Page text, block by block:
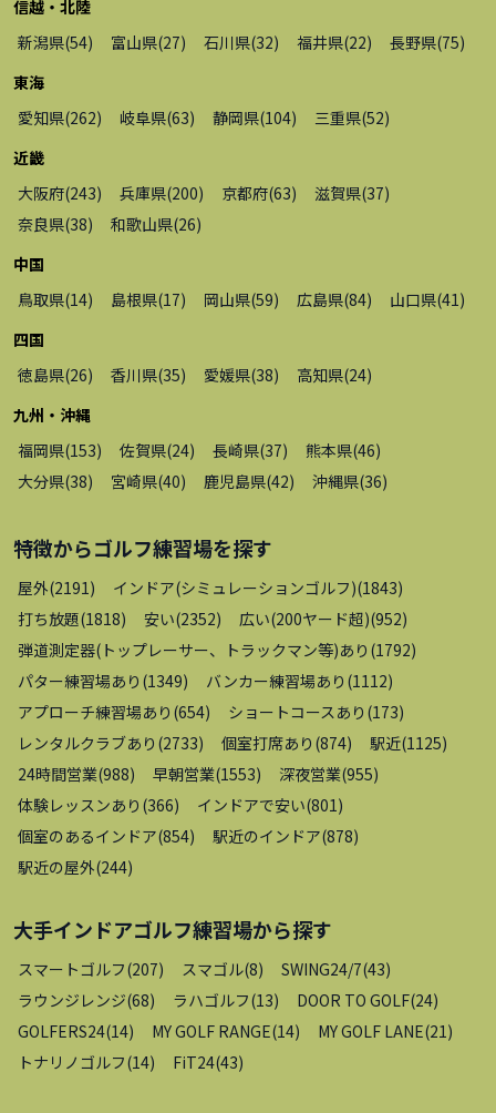
信越・北陸
新潟県(54) 富山県(27) 石川県(32) 福井県(22) 長野県(75)
東海
愛知県(262) 岐阜県(63) 静岡県(104) 三重県(52)
近畿
大阪府(243) 兵庫県(200) 京都府(63) 滋賀県(37)
奈良県(38) 和歌山県(26)
中国
鳥取県(14) 島根県(17) 岡山県(59) 広島県(84) 山口県(41 )
四国
徳島県(26) 香川県(35) 愛媛県(38) 高知県(24)
九州・沖縄
福岡県(153) 佐賀県(24) 長崎県(37) 熊本県(46)
大分県(38) 宮崎県(40) 鹿児島県(42) 沖縄県(36)
特徴からゴルフ練習場を探す
屋外(2191 ) インドア(シミュレーションゴルフ)(1843)
打ち放題(1818) 安い(2352) 広い(200ヤード超)(952)
弾道測定器(トップレーサー、トラックマン等)あり (1792)
パター練習場あり (1349) バンカー練習場あり (1112)
アプローチ練習場あり (654) ショートコースあり (173)
レンタルクラブあり (2733) 個室打席あり (874) 駅近(1125)
24時間営業(988) 早朝営業(1553) 深夜営業(955)
体験レッスンあり (366) インドアで安い(801 )
個室のあるインドア(854) 駅近のインドア(878)
駅近の屋外(244)
大手インドアゴルフ練習場から探す
スマートゴルフ(207) スマゴル(8) SWING24/7(43)
ラウンジレンジ(68) ラハゴルフ(13) DOOR TO GOLF(24)
GOLFERS24(14) MY GOLF RANGE(14) MY GOLF LANE(21 )
トナリノゴルフ(14) FiT24(43)